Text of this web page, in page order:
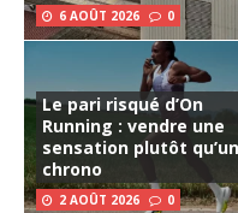
6 AOÛT 2026 0
Le pari risqué d’On
Running : vendre une
sensation plutôt qu’un
chrono
2 AOÛT 2026 0